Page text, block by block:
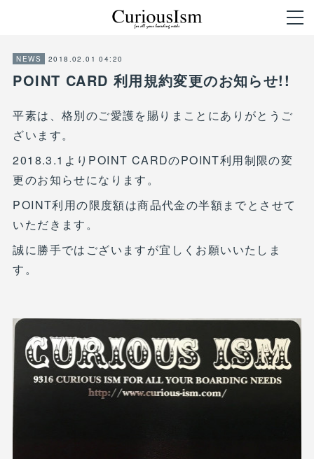
NEWS 2018.02.01 04:20
POINT CARD 利用規約変更のお知らせ!!
平素は、格別のご愛護を賜りまことにありがとうご
ざいます。
2018.3.1よりPOINT CARDのPOINT利用制限の変
更のお知らせになります。
POINT利用の限度額は商品代金の半額までとさせて
いただきます。
誠に勝手ではございますが宜しくお願いいたしま
す。